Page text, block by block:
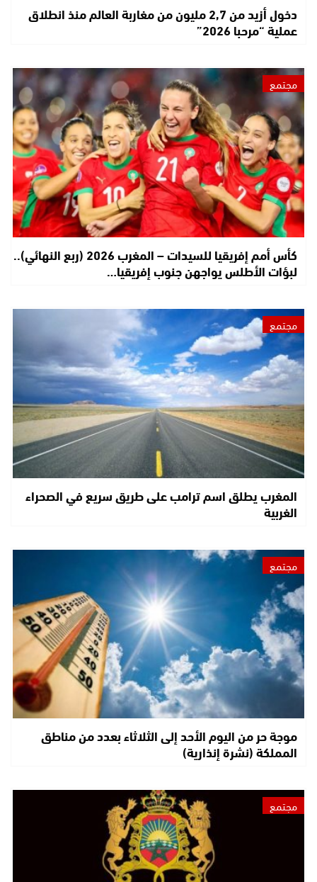
دخول أزيد من 2,7 مليون من مغاربة العالم منذ انطلاق
عملية “مرحبا 2026”
مجتمع
كأس أمم إفريقيا للسيدات – المغرب 2026 (ربع النهائي)..
لبؤات الأطلس يواجهن جنوب إفريقيا…
مجتمع
المغرب يطلق اسم ترامب على طريق سريع في الصحراء
الغربية
مجتمع
موجة حر من اليوم الأحد إلى الثلاثاء بعدد من مناطق
المملكة (نشرة إنذارية)
مجتمع